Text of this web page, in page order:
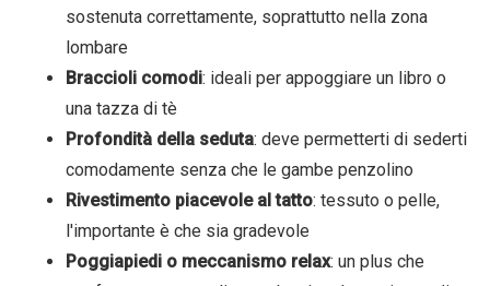
sostenuta correttamente, soprattutto nella zona
lombare
Braccioli comodi: ideali per appoggiare un libro o
una tazza di tè
Profondità della seduta: deve permetterti di sederti
comodamente senza che le gambe penzolino
Rivestimento piacevole al tatto: tessuto o pelle,
l'importante è che sia gradevole
Poggiapiedi o meccanismo relax: un plus che